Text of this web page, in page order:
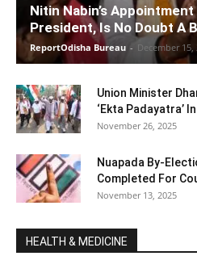
Nitin Nabin’s Appointment
President, Is No Doubt A
ReportOdisha Bureau - December 15,
Union Minister
‘Ekta Padayatra’
November 26, 2025
Nuapada By-
Completed For
November 13, 2025
HEALTH & MEDICINE